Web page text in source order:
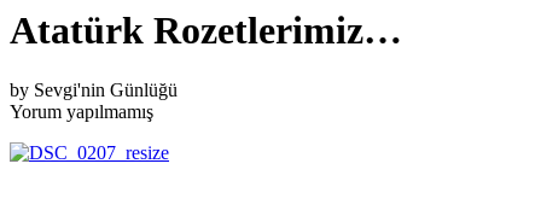
Atatürk Rozetlerimiz…
by Sevgi'nin Günlüğü
Yorum yapılmamış